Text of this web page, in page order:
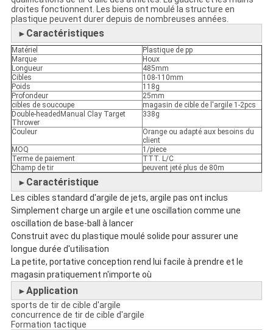
droites fonctionnent. Les biens ont moulé la structure en
plastique peuvent durer depuis de nombreuses années.
► Caractéristiques
Matériel
Plastique de pp
Marque
Houx
Longueur
485mm
Cibles
108-110mm
Poids
118g
Profondeur
25mm
cibles de soucoupe
magasin de cible de l'argile 1-2pcs
Double-headedManual Clay Target
Thrower
338g
Couleur
Orange ou adapté aux besoins du
client
MOQ
1/piece
Terme de paiement
TTT. L/C
Champ de tir
peuvent jeté plus de 80m
► Caractéristique
Les cibles standard d'argile de jets, argile pas ont inclus
Simplement charge un argile et une oscillation comme une
oscillation de base-ball à lancer
Construit avec du plastique moulé solide pour assurer une
longue durée d'utilisation
La petite, portative conception rend lui facile à prendre et le
magasin pratiquement n'importe où
►Application
sports de tir de cible d'argile
concurrence de tir de cible d'argile
Formation tactique